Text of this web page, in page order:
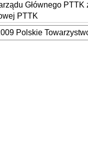
Głównego
PTTK
Polskie